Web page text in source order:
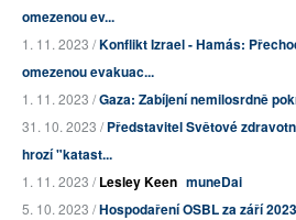
omezenou ev...
1. 11. 2023 /Konflikt Izrael - Hamás:
omezenou evakuac...
1. 11. 2023 /Gaza: Zabíjení nemilosrdně
31. 10. 2023 /Představitel Světové
hrozí "katast...
1. 11. 2023 /Lesley Keen muneDai
5. 10. 2023 /Hospodaření OSBL za září 2023